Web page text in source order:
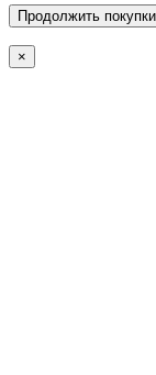
Продолжить покупки
×